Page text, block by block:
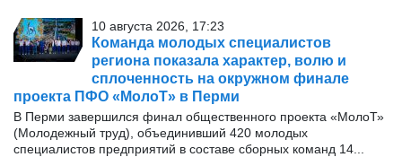
10 августа 2026, 17:23
Команда молодых специалистов
региона показала характер, волю и
сплоченность на окружном финале
проекта ПФО «МолоТ» в Перми
В Перми завершился финал общественного проекта «МолоТ»
(Молодежный труд), объединивший 420 молодых
специалистов предприятий в составе сборных команд 14...